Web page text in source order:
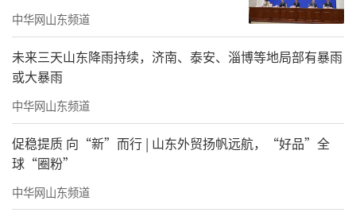
部分展览
1993《赵孟君作品展》
中国美术馆北京
2007《十年》赵孟君作品展
北京红子艺术中心北京
2010《内外》赵孟君作品展
中华网山东频道
未来三天山东降雨持续，济南、泰安、淄博等地局部有暴雨
或大暴雨
中华网山东频道
促稳提质 向“新”而行 | 山东外贸扬帆远航，“好品”全
球“圈粉”
中华网山东频道